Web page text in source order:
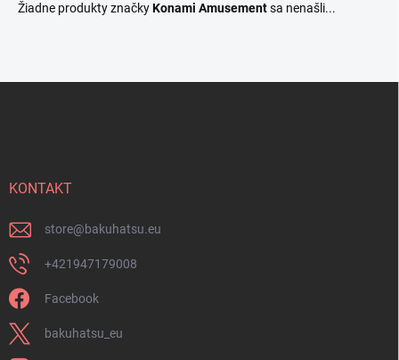
Žiadne produkty značkyKonami Amusementsa nenašli...
KONTAKT
store@bakuhatsu.eu
+421947179008
Facebook
bakuhatsu_eu